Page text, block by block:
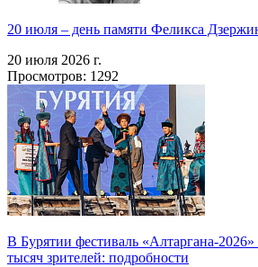
20 июля – день памяти Феликса
20 июля 2026 г.
Просмотров: 1292
В Бурятии фестиваль «Алтаргана-
тысяч зрителей: подробности